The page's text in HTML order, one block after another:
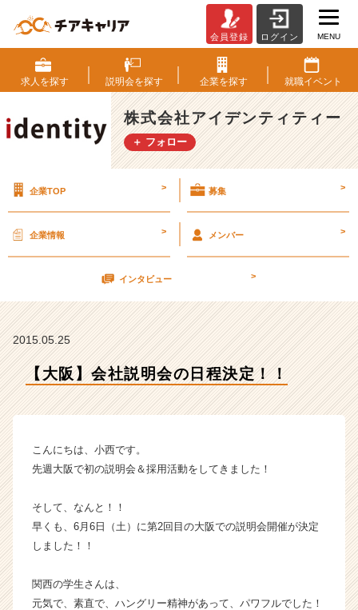
阪】
会
社
説
明
会
決
定！！
式
会
テ
テ
ー
の
ラ
ベ
会員登録 ログイン MENU
求人を探す 説明会を探す 企業を探す 就職イベント
株式会社アイデンティティー
＋ フォロー
企業TOP > 募集 >
企業情報 > メンバー >
インタビュー >
2015.05.25
【大阪】会社説明会の日程決定！！
こんにちは、小西です。
先週大阪で初の説明会＆採用活動をしてきました！
そして、なんと！！
早くも、6月6日（土）に第2回目の大阪での説明会開催が決定
しました！！
関西の学生さんは、
元気で、素直で、ハングリー精神があって、パワフルでした！